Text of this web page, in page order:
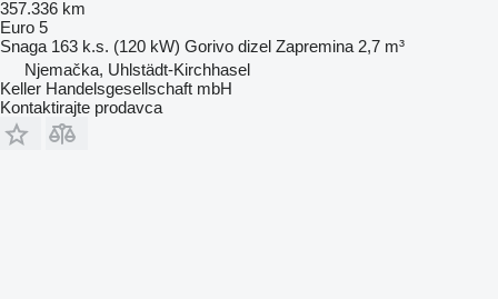
357.336 km
Euro 5
Snaga 163 k.s. (120 kW) Gorivo dizel Zapremina 2,7 m³
Njemačka, Uhlstädt-Kirchhasel
Keller Handelsgesellschaft mbH
Kontaktirajte prodavca